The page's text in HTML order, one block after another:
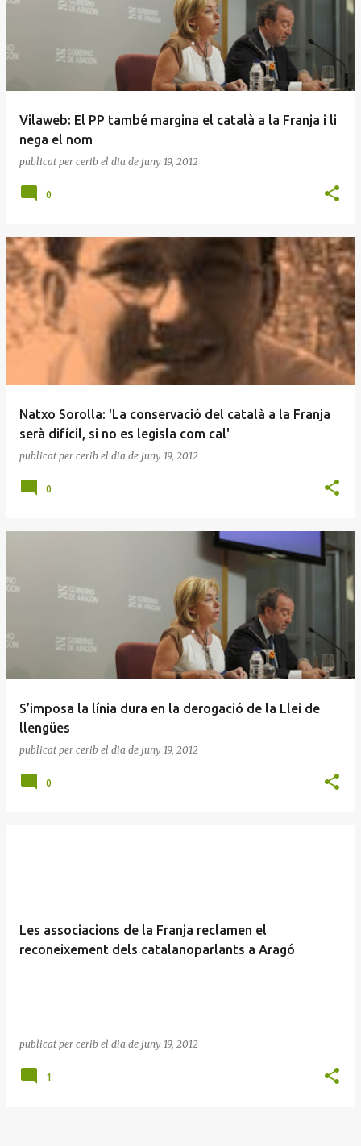
Vilaweb: El PP també margina el català a la Franja i li
nega el nom
publicat per cerib el dia de juny 19, 2012
0
Natxo Sorolla: 'La conservació del català a la Franja
serà difícil, si no es legisla com cal'
publicat per cerib el dia de juny 19, 2012
0
S’imposa la línia dura en la derogació de la Llei de
llengües
publicat per cerib el dia de juny 19, 2012
0
Les associacions de la Franja reclamen el
reconeixement dels catalanoparlants a Aragó
publicat per cerib el dia de juny 19, 2012
1